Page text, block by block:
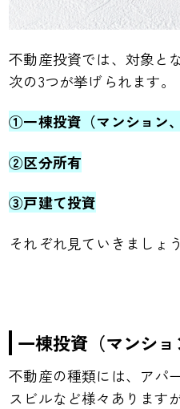
不動産投資では、対象と
次の3つが挙げられます。
①一棟投資（マンション、
②区分所有
③戸建て投資
それぞれ見ていきましょう
一棟投資（マンショ
不動産の種類には、アパ
スビルなど様々あります